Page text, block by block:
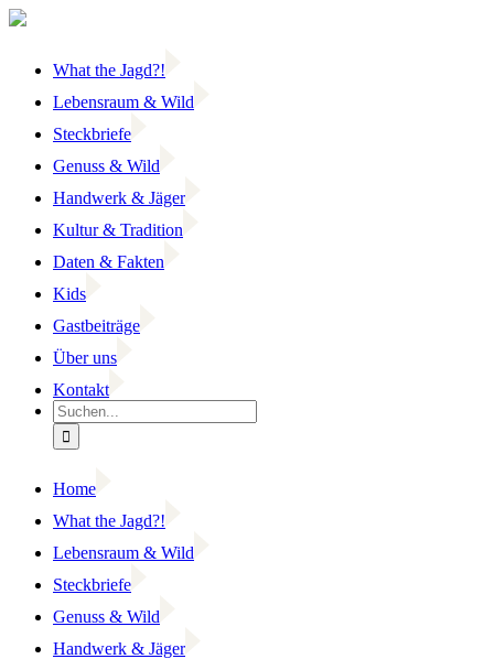
Zum
What the Jagd?!
Lebensraum & Wild
Steckbriefe
Genuss & Wild
Handwerk & Jäger
Kultur & Tradition
Daten & Fakten
Kids
Gastbeiträge
Über uns
Kontakt
Suche
nach:
Home
What the Jagd?!
Lebensraum & Wild
Steckbriefe
Genuss & Wild
Handwerk & Jäger